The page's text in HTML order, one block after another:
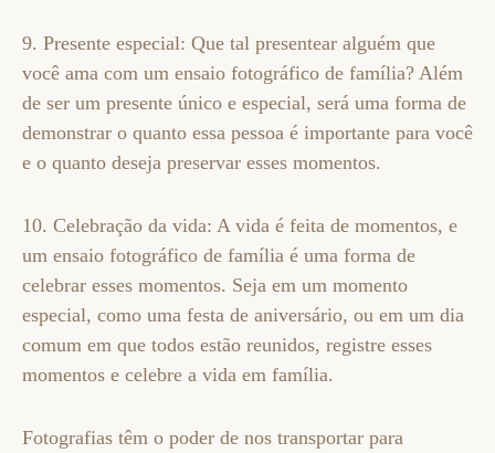
9. Presente especial: Que tal presentear alguém que
você ama com um ensaio fotográfico de família? Além
de ser um presente único e especial, será uma forma de
demonstrar o quanto essa pessoa é importante para você
e o quanto deseja preservar esses momentos.
10. Celebração da vida: A vida é feita de momentos, e
um ensaio fotográfico de família é uma forma de
celebrar esses momentos. Seja em um momento
especial, como uma festa de aniversário, ou em um dia
comum em que todos estão reunidos, registre esses
momentos e celebre a vida em família.
Fotografias têm o poder de nos transportar para